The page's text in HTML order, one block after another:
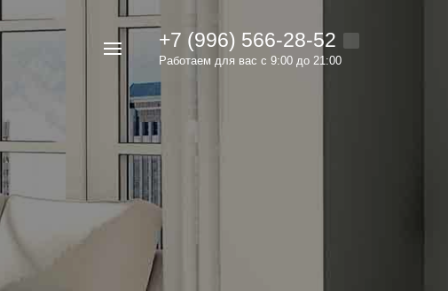
+7 (996) 566-28-52
Работаем для вас с 9:00 до 21:00